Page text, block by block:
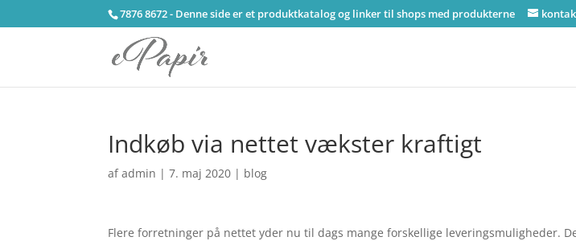
7876 8672 - Denne side er et produktkatalog og linker til shops med produkterne
Indkøb via nettet vækster kraftigt
afadmin |7. maj 2020 | blog
Flere forretninger på nettet yder nu til dags mange forskellige leveringsmuligheder.